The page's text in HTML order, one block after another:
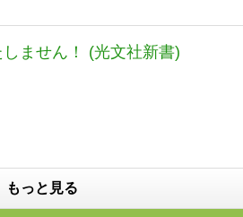
ません！ (光文社新書)
もっと見る